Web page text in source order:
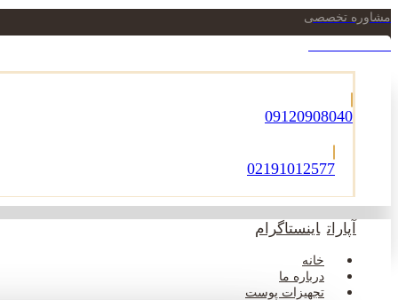
مشاوره تخصصی
09120908040
02191012577
آپارات اینستاگرام
خانه
درباره ما
تجهیزات پوست